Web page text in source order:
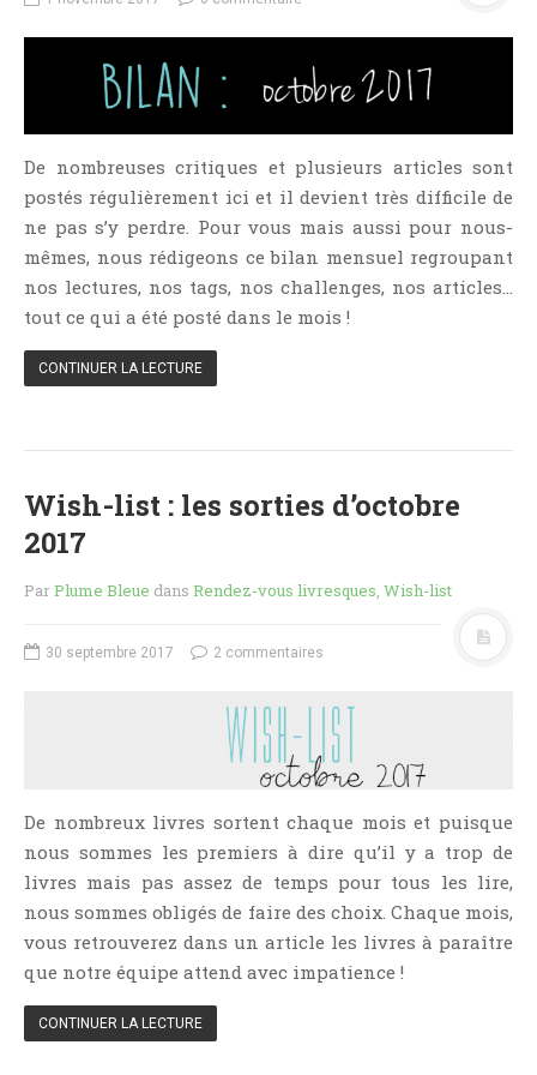
NOS VIDÉOS
SWAPS & CHALLENGES
CONCOURS
LIENS
CONTACT
CATÉGORIES
Amitié
Articles De Steven
Aventure
Bilan
Chick-Lit
Concours
Conte
Contemporain
Coup De Coeur
De nombreuses critiques et plusieurs articles sont
postés régulièrement ici et il devient très difficile de
ne pas s’y perdre. Pour vous mais aussi pour nous-
mêmes, nous rédigeons ce bilan mensuel regroupant
nos lectures, nos tags, nos challenges, nos articles…
tout ce qui a été posté dans le mois !
CONTINUER LA LECTURE
Wish-list : les sorties d’octobre
2017
ParPlume Bleue dans Rendez-vous livresques, Wish-list
30 septembre 2017 2 commentaires
De nombreux livres sortent chaque mois et puisque
nous sommes les premiers à dire qu’il y a trop de
livres mais pas assez de temps pour tous les lire,
nous sommes obligés de faire des choix. Chaque mois,
vous retrouverez dans un article les livres à paraître
que notre équipe attend avec impatience !
CONTINUER LA LECTURE